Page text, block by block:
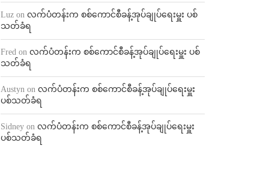
Luz on လက်ပံတန်းက စစ်ကောင်စီခန့်အုပ်ချုပ်ရေးမှူး ပစ်
သတ်ခံရ
Fred on လက်ပံတန်းက စစ်ကောင်စီခန့်အုပ်ချုပ်ရေးမှူး ပစ်
သတ်ခံရ
Austyn on လက်ပံတန်းက စစ်ကောင်စီခန့်အုပ်ချုပ်ရေးမှူး
ပစ်သတ်ခံရ
Sidney on လက်ပံတန်းက စစ်ကောင်စီခန့်အုပ်ချုပ်ရေးမှူး
ပစ်သတ်ခံရ